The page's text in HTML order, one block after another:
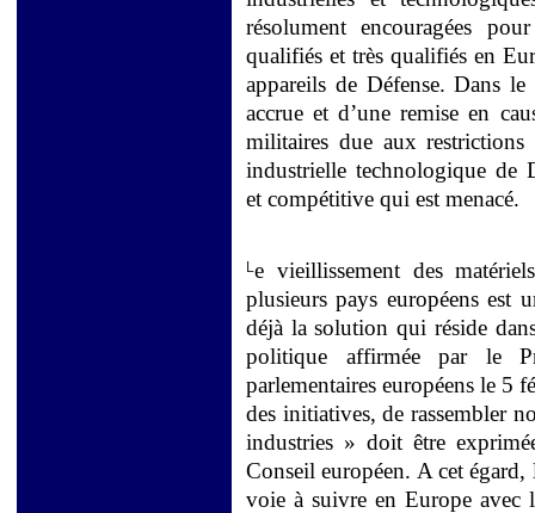
résolument encouragées
qualifiés et très qualifiés en
appareils de Défense. Dans
accrue et d’une remise en
militaires due aux restrictions
industrielle technologique de
et compétitive qui est menacé.
Le vieillissement des
plusieurs pays européens est
déjà la solution qui réside
politique affirmée par le
parlementaires européens le 5
des initiatives, de rassembler
industries » doit être
Conseil européen. A cet
voie à suivre en Europe avec